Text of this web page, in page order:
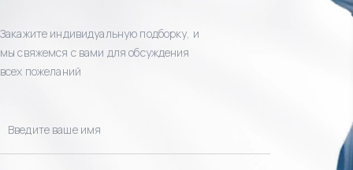
Закажите индивидуальную подборку, и
мы свяжемся с вами для обсуждения
всех пожеланий